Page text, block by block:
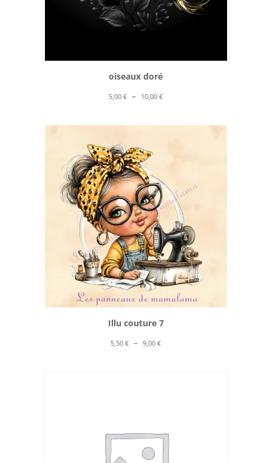
oiseaux doré
5,00€ – 10,00€Plage
prix :
Illu couture 7
5,50€ – 9,00€Plage